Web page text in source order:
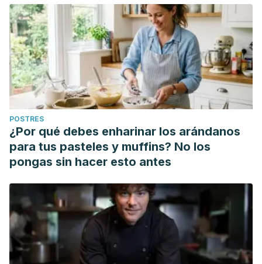
POSTRES
¿Por qué debes enharinar los arándanos
para tus pasteles y muffins? No los
pongas sin hacer esto antes